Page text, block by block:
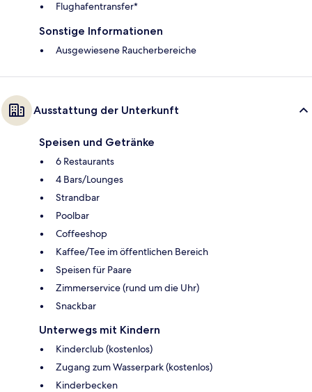
Flughafentransfer*
Sonstige Informationen
Ausgewiesene Raucherbereiche
Ausstattung der Unterkunft
Speisen und Getränke
6 Restaurants
4 Bars/Lounges
Strandbar
Poolbar
Coffeeshop
Kaffee/Tee im öffentlichen Bereich
Speisen für Paare
Zimmerservice (rund um die Uhr)
Snackbar
Unterwegs mit Kindern
Kinderclub (kostenlos)
Zugang zum Wasserpark (kostenlos)
Kinderbecken